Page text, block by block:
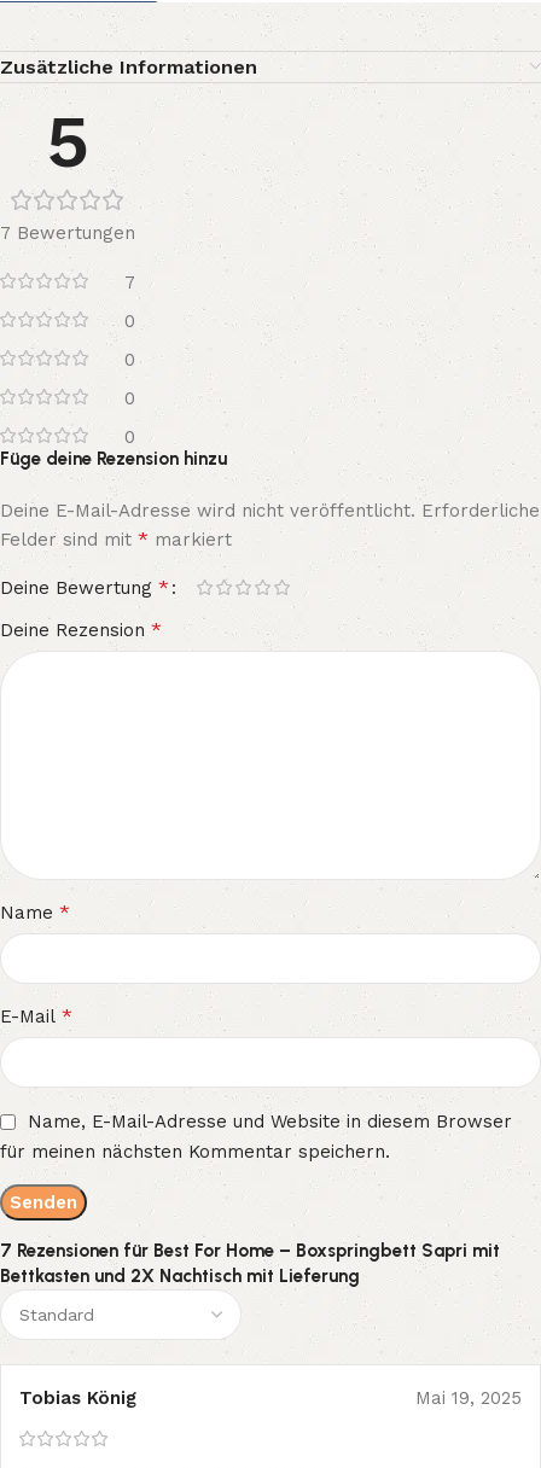
Zusätzliche Informationen
5
7 Bewertungen
7
0
0
0
0
7 Rezensionen für Best For Home – Boxspringbett Sapri mit
Bettkasten und 2X Nachtisch mit Lieferung
Tobias König Mai 19, 2025
Füge deine Rezension hinzu
Deine E-Mail-Adresse wird nicht veröffentlicht. Erforderliche
Felder sind mit * markiert
Deine Bewertung *
Deine Rezension *
Name *
E-Mail*
Name, E-Mail-Adresse und Website in diesem Browser
für meinen nächsten Kommentar speichern.